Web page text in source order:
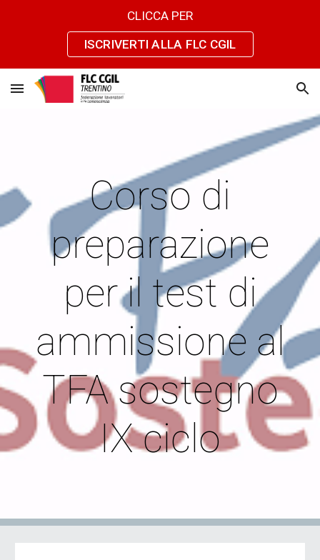
CLICCA PER
ISCRIVERTI ALLA FLC CGIL
Corso di
preparazione
per il test di
ammissione al
TFA sostegno
IX ciclo